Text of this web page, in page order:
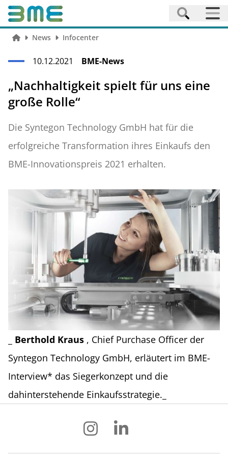
News Infocenter
10.12.2021 BME-News
„Nachhaltigkeit spielt für uns eine
große Rolle“
Die Syntegon Technology GmbH hat für die
erfolgreiche Transformation ihres Einkaufs den
BME-Innovationspreis 2021 erhalten.
Berthold Kraus , Chief Purchase Officer der
Syntegon Technology GmbH, erläutert im BME-
Interview* das Siegerkonzept und die
dahinterstehende Einkaufsstrategie._